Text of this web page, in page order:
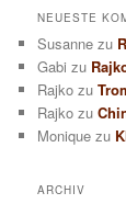
NEUESTE
Susanne zu
Gabi zu
Rajko zu
Rajko zu
Monique zu
ARCHIV